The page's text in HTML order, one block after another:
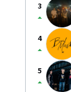
3
arrow_drop_up
4
arrow_drop_up
5
arrow_drop_up